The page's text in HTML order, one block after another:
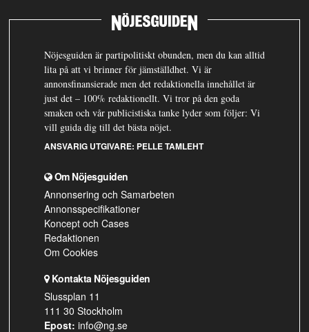
Nöjesguiden är partipolitiskt obunden, men du kan alltid
lita på att vi brinner för jämställdhet. Vi är
annonsfinansierade men det redaktionella innehållet är
just det – 100% redaktionellt. Vi tror på den goda
smaken och vår publicistiska tanke lyder som följer: Vi
vill guida dig till det bästa nöjet.
ANSVARIG UTGIVARE: PELLE TAMLEHT
Om Nöjesguiden
Annonsering och Samarbeten
Annonsspecifikationer
Koncept och Cases
Redaktionen
Om Cookies
Kontakta Nöjesguiden
Slussplan 11
111 30 Stockholm
Epost: info@ng.se